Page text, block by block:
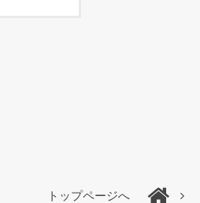
トップページへ